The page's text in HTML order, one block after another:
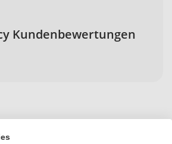
Kundenbewertungen
aus Holz mit